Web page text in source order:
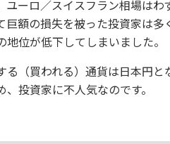
ユーロ／スイスフラン相場は
巨額の損失を被った投資家は
位が低下してしまいました。
（買われる）通貨は日本円と
投資家に不人気なのです。